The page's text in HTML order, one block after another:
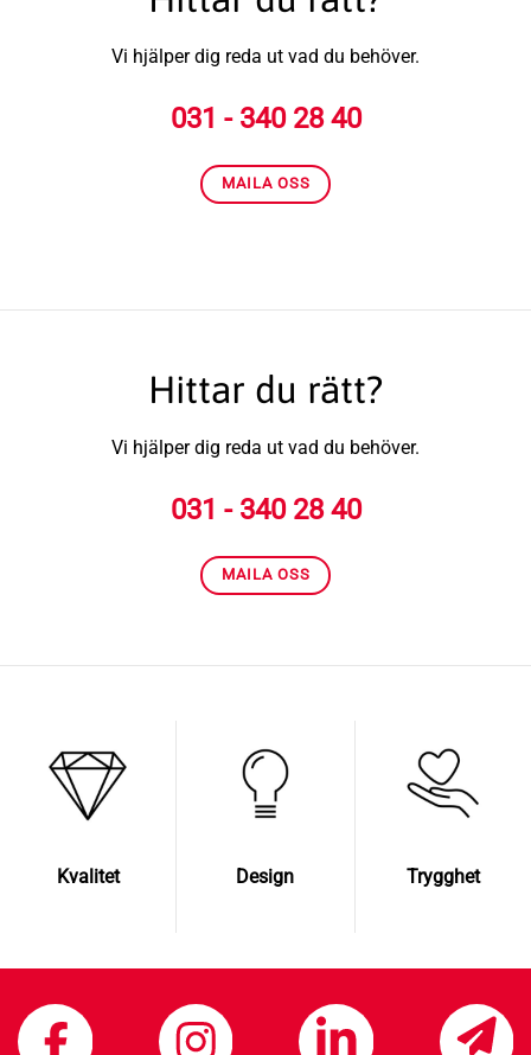
Vi hjälper dig reda ut vad du behöver.
031 - 340 28 40
MAILA OSS
Hittar du rätt?
Vi hjälper dig reda ut vad du behöver.
031 - 340 28 40
MAILA OSS
Kvalitet Design Trygghet